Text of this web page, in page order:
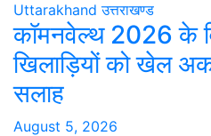
Uttarakhand उत्तराखण्ड
कॉमनवेल्थ 2026 के
खिलाड़ियों को खेल
सलाह
August 5, 2026